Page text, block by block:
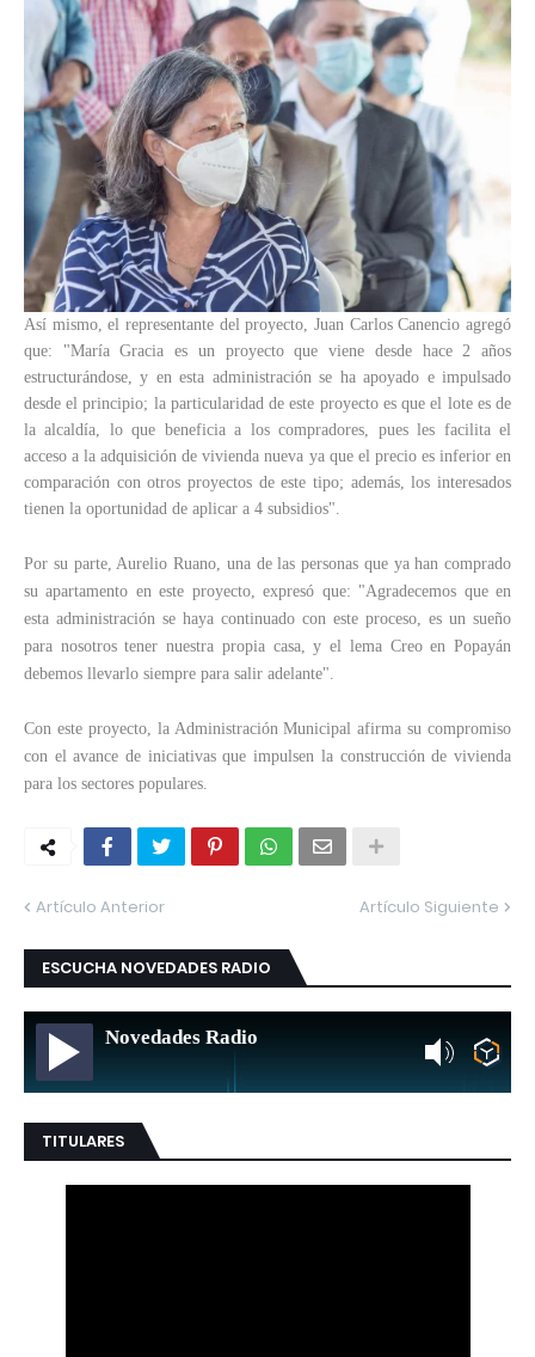
Así mismo, el representante del proyecto, Juan Carlos Canencio agregó
que: "María Gracia es un proyecto que viene desde hace 2 años
estructurándose, y en esta administración se ha apoyado e impulsado
desde el principio; la particularidad de este proyecto es que el lote es de
la alcaldía, lo que beneficia a los compradores, pues les facilita el
acceso a la adquisición de vivienda nueva ya que el precio es inferior en
comparación con otros proyectos de este tipo; además, los interesados
tienen la oportunidad de aplicar a 4 subsidios".
Por su parte, Aurelio Ruano, una de las personas que ya han comprado
su apartamento en este proyecto, expresó que: "Agradecemos que en
esta administración se haya continuado con este proceso, es un sueño
para nosotros tener nuestra propia casa, y el lema Creo en Popayán
debemos llevarlo siempre para salir adelante".
Con este proyecto, la Administración Municipal afirma su compromiso
con el avance de iniciativas que impulsen la construcción de vivienda
para los sectores populares.
Artículo Anterior Artículo Siguiente
ESCUCHA NOVEDADES RADIO
Novedades Radio
TITULARES